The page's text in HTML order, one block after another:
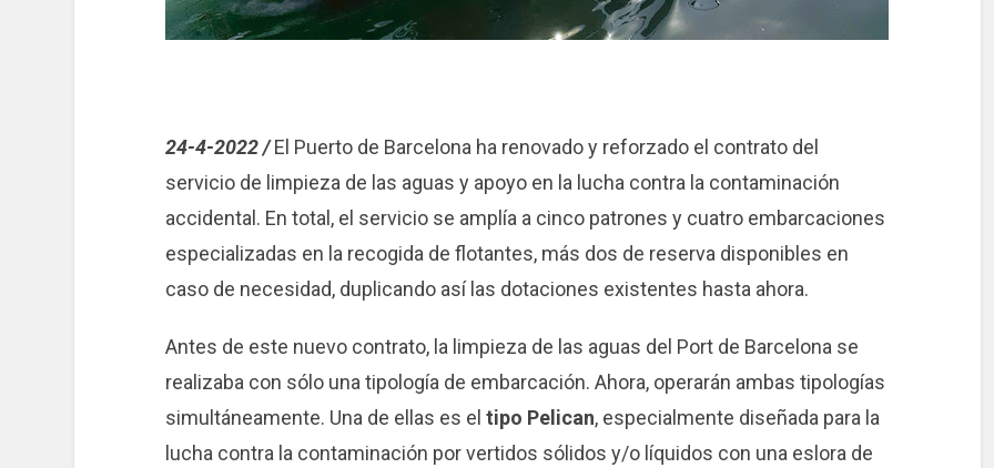
24-4-2022 / El Puerto de Barcelona ha renovado y reforzado el contrato del
servicio de limpieza de las aguas y apoyo en la lucha contra la contaminación
accidental. En total, el servicio se amplía a cinco patrones y cuatro embarcaciones
especializadas en la recogida de flotantes, más dos de reserva disponibles en
caso de necesidad, duplicando así las dotaciones existentes hasta ahora.
Antes de este nuevo contrato, la limpieza de las aguas del Port de Barcelona se
realizaba con sólo una tipología de embarcación. Ahora, operarán ambas tipologías
simultáneamente. Una de ellas es el tipo Pelican, especialmente diseñada para la
lucha contra la contaminación por vertidos sólidos y/o líquidos con una eslora de